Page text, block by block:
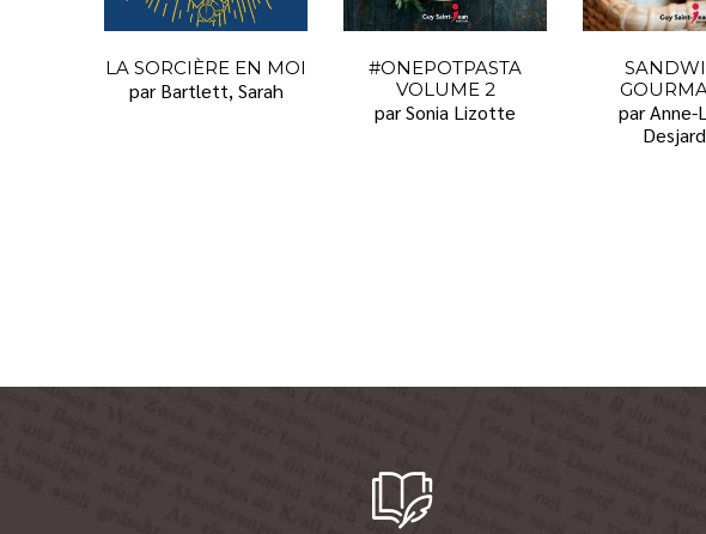
LA SORCIÈRE EN MOI
par Bartlett, Sarah
#ONEPOTPASTA
VOLUME 2
par Sonia Lizotte
par Anne-